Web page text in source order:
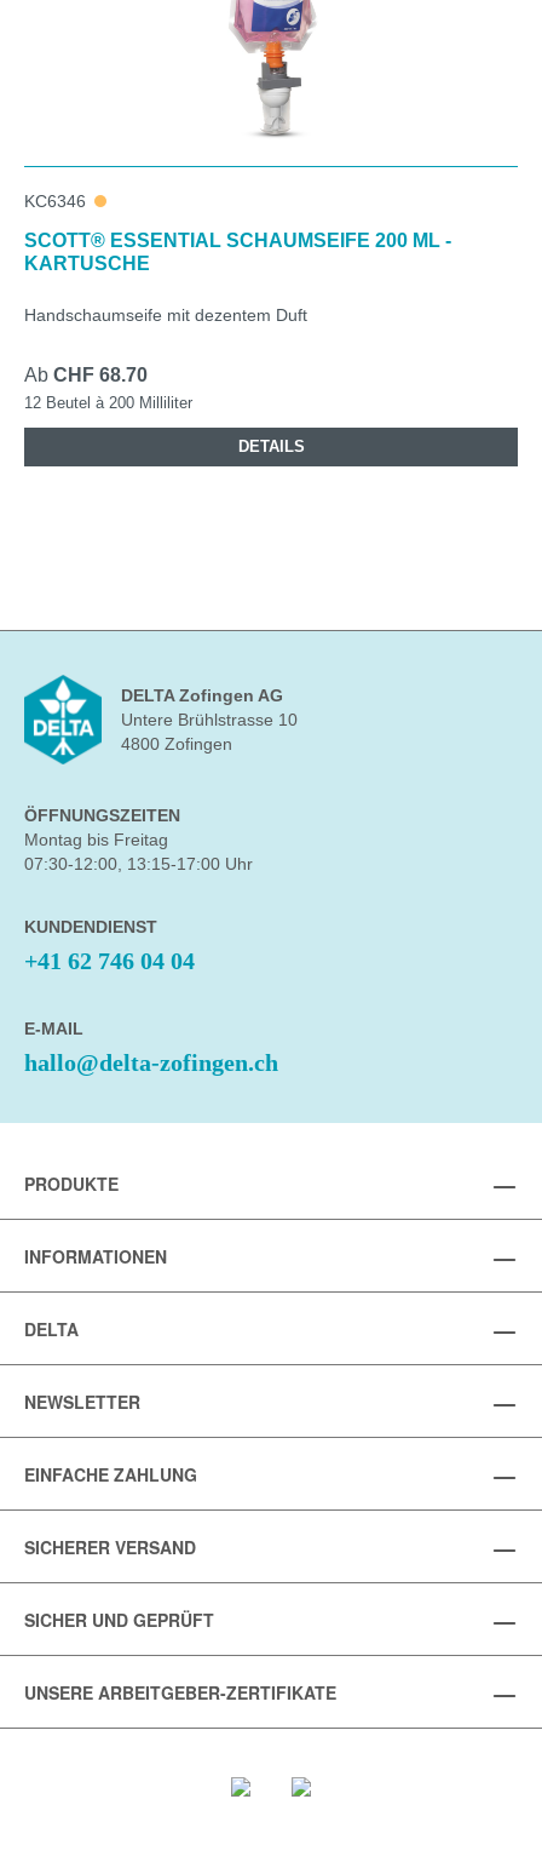
KC6346
SCOTT® ESSENTIAL SCHAUMSEIFE 200 ML -
KARTUSCHE
Handschaumseife mit dezentem Duft
Ab CHF 68.70
12 Beutel à 200 Milliliter
DETAILS
DELTA Zofingen AG
Untere Brühlstrasse 10
4800 Zofingen
ÖFFNUNGSZEITEN
Montag bis Freitag
07:30-12:00, 13:15-17:00 Uhr
KUNDENDIENST
+41 62 746 04 04
E-MAIL
hallo@delta-zofingen.ch
PRODUKTE
INFORMATIONEN
DELTA
NEWSLETTER
EINFACHE ZAHLUNG
SICHERER VERSAND
SICHER UND GEPRÜFT
UNSERE ARBEITGEBER-ZERTIFIKATE